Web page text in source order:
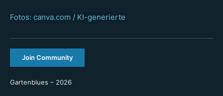
Fotos: canva.com / KI-generierte
Join Community
Gartenblues – 2026